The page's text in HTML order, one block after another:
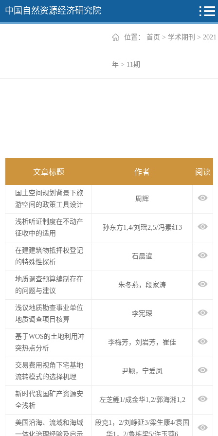
中国自然资源经济研究院
+
位置： 首页 > 学术期刊 > 2021
年 > 11期
文章标题 作者 阅读
国土空间规划背景下旅
游空间的政策工具设计
周辉
浅析听证制度在不动产
征收中的适用
孙东方1,4/刘瑶2,5/冯素红3
在建建筑物抵押权登记
的特殊性探析
石晨谊
地质调查预算编制存在
的问题与建议
朱冬燕，段家涛
浅议地质勘查事业单位
地质调查项目核算
李宪琛
基于WOS的土地利用冲
突热点分析
李梅芳，刘岩芳，崔佳
交易费用视角下宅基地
流转模式的选择机理
尹颖，宁爱凤
新时代我国矿产资源安
全浅析
左芝鲤1/成金华1,2/郭海湘1,2
美国沿海、流域和海域
一体化治理经验及启示
段克1，2/刘峥延3/梁生康4/袁国
华1，2/鲁栋梁5/许玉萍6